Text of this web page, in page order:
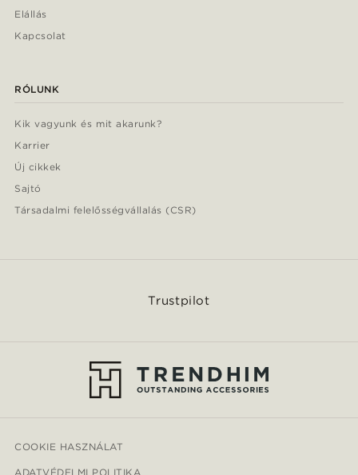
Elállás
Kapcsolat
RÓLUNK
Kik vagyunk és mit akarunk?
Karrier
Új cikkek
Sajtó
Társadalmi felelősségvállalás (CSR)
Trustpilot
COOKIE HASZNÁLAT
ADATVÉDELMI POLITIKA